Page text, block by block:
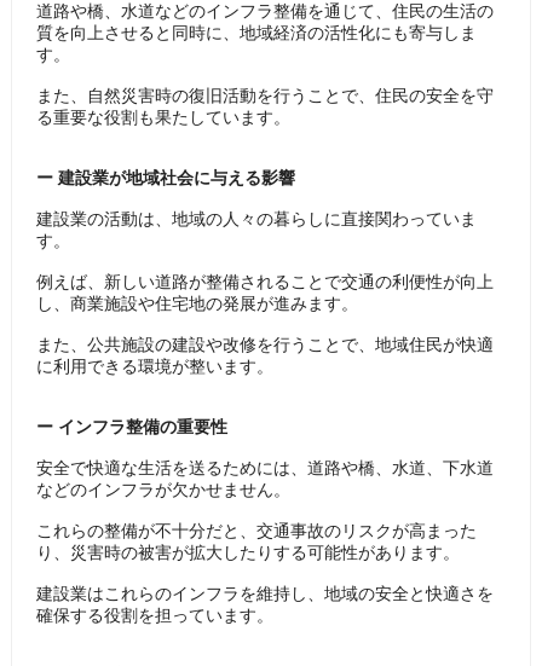
道路や橋、水道などのインフラ整備を通じて、住民の生活の
質を向上させると同時に、地域経済の活性化にも寄与しま
す。
また、自然災害時の復旧活動を行うことで、住民の安全を守
る重要な役割も果たしています。
ー 建設業が地域社会に与える影響
建設業の活動は、地域の人々の暮らしに直接関わっていま
す。
例えば、新しい道路が整備されることで交通の利便性が向上
し、商業施設や住宅地の発展が進みます。
また、公共施設の建設や改修を行うことで、地域住民が快適
に利用できる環境が整います。
ー インフラ整備の重要性
安全で快適な生活を送るためには、道路や橋、水道、下水道
などのインフラが欠かせません。
これらの整備が不十分だと、交通事故のリスクが高まった
り、災害時の被害が拡大したりする可能性があります。
建設業はこれらのインフラを維持し、地域の安全と快適さを
確保する役割を担っています。